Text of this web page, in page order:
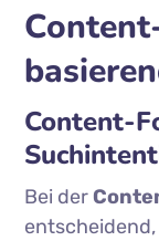
Content-
Bei der